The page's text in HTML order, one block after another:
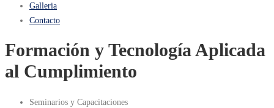
Galleria
Contacto
Formación y Tecnología Aplicada
al Cumplimiento
Seminarios y Capacitaciones